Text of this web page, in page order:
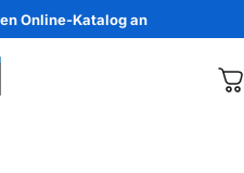
Online-Katalog an